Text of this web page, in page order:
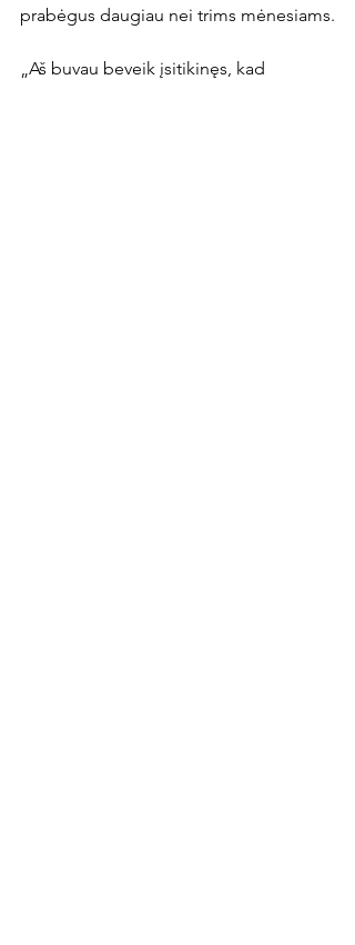
prabėgus daugiau nei trims mėnesiams.
„Aš buvau beveik įsitikinęs, kad